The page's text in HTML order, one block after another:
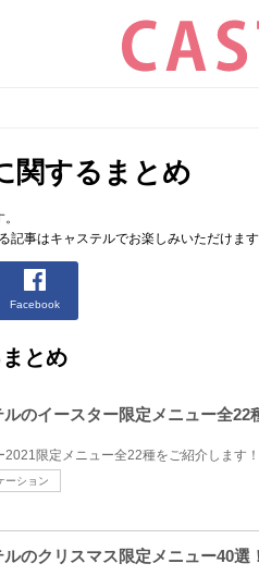
関するまとめ
事はキャステルでお楽しみいただけます
Facebook
とめ
ルのイースター限定メニュー全
ーション
ルのクリスマス限定メニュー40選